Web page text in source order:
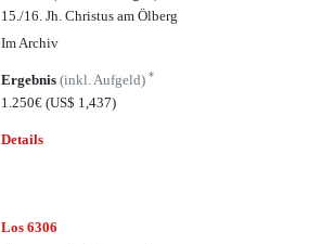
15./16. Jh. Christus am Ölberg
Im Archiv
Ergebnis(inkl. Aufgeld)*
1.250€(US$ 1,437)
Details
Los 6306